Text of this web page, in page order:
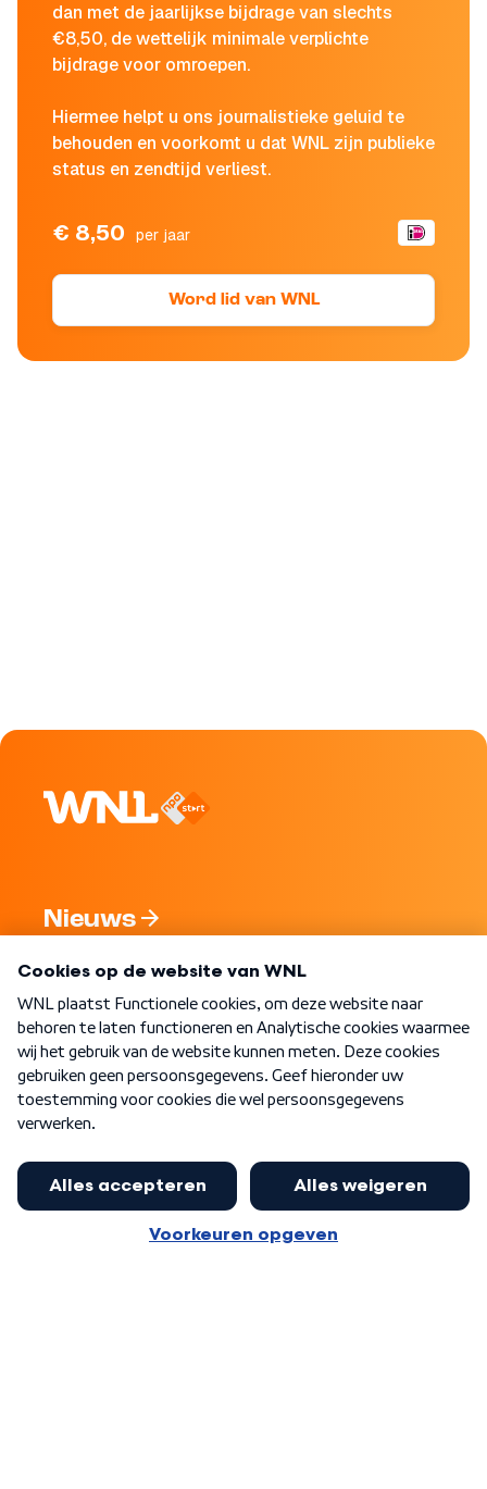
dan met de jaarlijkse bijdrage van slechts
€8,50, de wettelijk minimale verplichte
bijdrage voor omroepen.
Hiermee helpt u ons journalistieke geluid te
behouden en voorkomt u dat WNL zijn publieke
status en zendtijd verliest.
€ 8,50 per jaar
Word lid van WNL
Nieuws
Nieuwsbrief
Word Lid